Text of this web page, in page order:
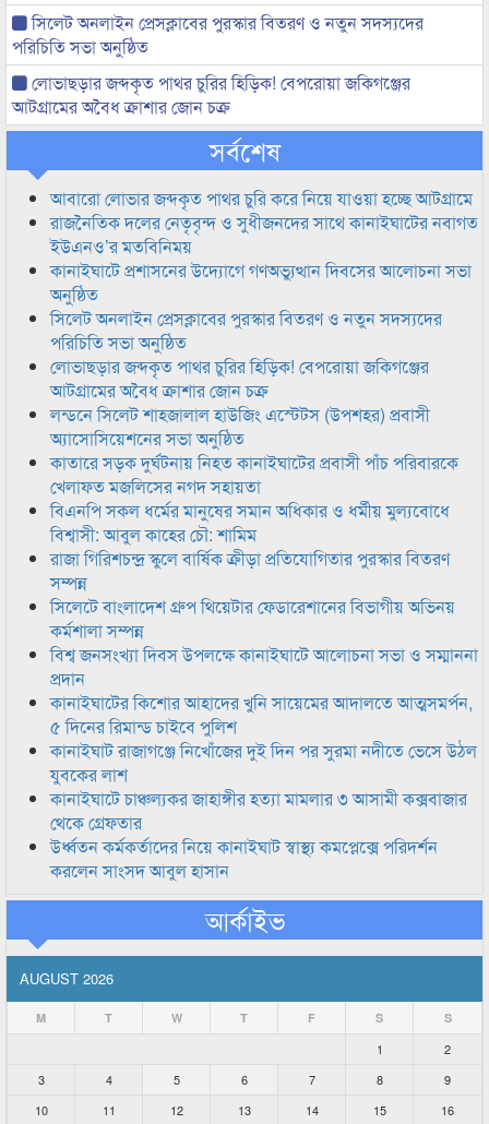
সিলেট অনলাইন প্রেসক্লাবের পুরস্কার বিতরণ ও নতুন সদস্যদের
পরিচিতি সভা অনুষ্ঠিত
লোভাছড়ার জব্দকৃত পাথর চুরির হিড়িক! বেপরোয়া জকিগঞ্জের
আটগ্রামের অবৈধ ক্রাশার জোন চক্র
সর্বশেষ
আবারো লোভার জব্দকৃত পাথর চুরি করে নিয়ে যাওয়া হচ্ছে আটগ্রামে
রাজনৈতিক দলের নেতৃবৃন্দ ও সুধীজনদের সাথে কানাইঘাটের নবাগত
ইউএনও’র মতবিনিময়
কানাইঘাটে প্রশাসনের উদ্যোগে গণঅভ্যুত্থান দিবসের আলোচনা সভা
অনুষ্ঠিত
সিলেট অনলাইন প্রেসক্লাবের পুরস্কার বিতরণ ও নতুন সদস্যদের
পরিচিতি সভা অনুষ্ঠিত
লোভাছড়ার জব্দকৃত পাথর চুরির হিড়িক! বেপরোয়া জকিগঞ্জের
আটগ্রামের অবৈধ ক্রাশার জোন চক্র
লন্ডনে সিলেট শাহজালাল হাউজিং এস্টেটস (উপশহর) প্রবাসী
অ্যাসোসিয়েশনের সভা অনুষ্ঠিত
কাতারে সড়ক দুর্ঘটনায় নিহত কানাইঘাটের প্রবাসী পাঁচ পরিবারকে
খেলাফত মজলিসের নগদ সহায়তা
বিএনপি সকল ধর্মের মানুষের সমান অধিকার ও ধর্মীয় মুল্যবোধে
বিশ্বাসী: আবুল কাহের চৌ: শামিম
রাজা গিরিশচন্দ্র স্কুলে বার্ষিক ক্রীড়া প্রতিযোগিতার পুরস্কার বিতরণ
সম্পন্ন
সিলেটে বাংলাদেশ গ্রুপ থিয়েটার ফেডারেশানের বিভাগীয় অভিনয়
কর্মশালা সম্পন্ন
বিশ্ব জনসংখ্যা দিবস উপলক্ষে কানাইঘাটে আলোচনা সভা ও সম্মাননা
প্রদান
কানাইঘাটের কিশোর আহাদের খুনি সায়েমের আদালতে আত্মসমর্পন,
৫ দিনের রিমান্ড চাইবে পুলিশ
কানাইঘাট রাজাগঞ্জে নিখোঁজের দুই দিন পর সুরমা নদীতে ভেসে উঠল
যুবকের লাশ
কানাইঘাটে চাঞ্চল্যকর জাহাঙ্গীর হত্যা মামলার ৩ আসামী কক্সবাজার
থেকে গ্রেফতার
উর্ধ্বতন কর্মকর্তাদের নিয়ে কানাইঘাট স্বাস্থ্য কমপ্লেক্সে পরিদর্শন
করলেন সাংসদ আবুল হাসান
আর্কাইভ
AUGUST 2026
M T W T F S S
1
2
3
4 5 6 7 8
9
10
11 12 13 14 15 16